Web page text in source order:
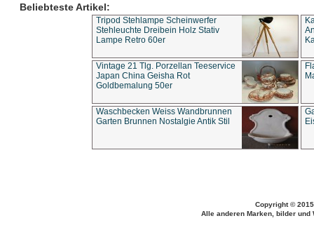
Beliebteste Artikel:
Tripod Stehlampe Scheinwerfer
Stehleuchte Dreibein Holz Stativ
Lampe Retro 60er
Vintage 21 Tlg. Porzellan Teeservice
Japan China Geisha Rot
Goldbemalung 50er
Waschbecken Weiss Wandbrunnen
Garten Brunnen Nostalgie Antik Stil
Copyright ©
Alle anderen Marken, bilder und